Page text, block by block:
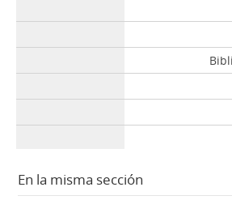
En la misma sección